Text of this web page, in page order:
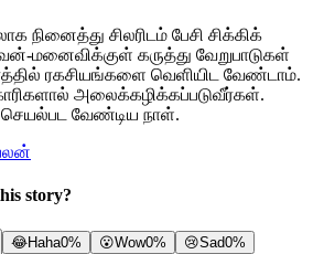
நினைத்து சிலரிடம் பேசி சிக்கிக்
கருத்து வேறுபாடுகள்
ரகசியங்களை வெளியிட வேண்டாம்.
அலைக்கழிக்கப்படுவீர்கள்.
வேண்டிய நாள்.
story?
😂Haha0% 😮Wow0% 😢Sad0%